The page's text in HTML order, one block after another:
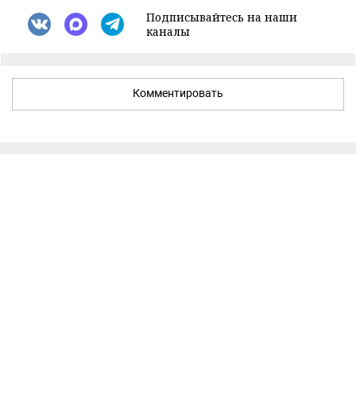
Подписывайтесь на наши
каналы
Комментировать